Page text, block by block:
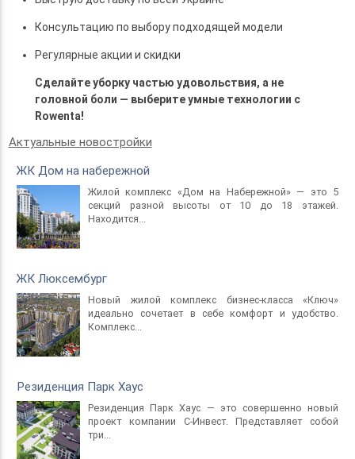
Консультацию по выбору подходящей модели
Регулярные акции и скидки
Сделайте уборку частью удовольствия, а не
головной боли — выберите умные технологии с
Rowenta!
Актуальные новостройки
ЖК Дом на набережной
Жилой комплекс «Дом на Набережной» — это 5
секций разной высоты от 10 до 18 этажей.
Находится...
ЖК Люксембург
Новый жилой комплекс бизнес-класса «Ключ»
идеально сочетает в себе комфорт и удобство.
Комплекс...
Резиденция Парк Хаус
Резиденция Парк Хаус — это совершенно новый
проект компании С-Инвест. Представляет собой
три...